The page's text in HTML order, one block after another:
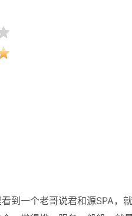
到一个老哥说君和源SPA，